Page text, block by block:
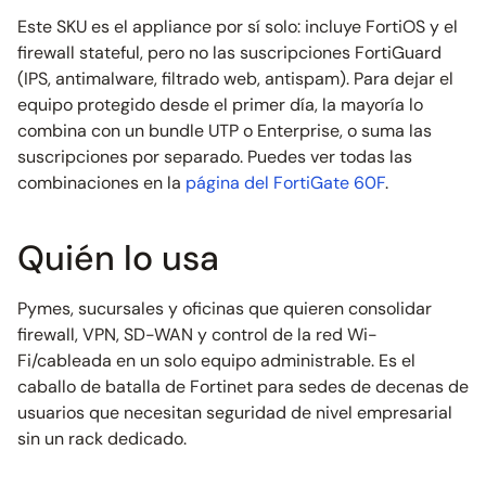
Este SKU es el appliance por sí solo: incluye FortiOS y el
firewall stateful, pero no las suscripciones FortiGuard
(IPS, antimalware, filtrado web, antispam). Para dejar el
equipo protegido desde el primer día, la mayoría lo
combina con un bundle UTP o Enterprise, o suma las
suscripciones por separado. Puedes ver todas las
combinaciones en la página del FortiGate 60F.
Quién lo usa
Pymes, sucursales y oficinas que quieren consolidar
firewall, VPN, SD-WAN y control de la red Wi-
Fi/cableada en un solo equipo administrable. Es el
caballo de batalla de Fortinet para sedes de decenas de
usuarios que necesitan seguridad de nivel empresarial
sin un rack dedicado.